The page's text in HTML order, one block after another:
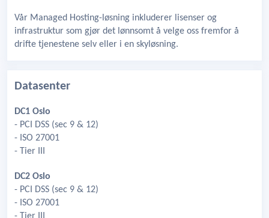
Vår Managed Hosting-løsning inkluderer lisenser og
infrastruktur som gjør det lønnsomt å velge oss fremfor å
drifte tjenestene selv eller i en skyløsning.
Datasenter
DC1 Oslo
- PCI DSS (sec 9 & 12)
- ISO 27001
- Tier III
DC2 Oslo
- PCI DSS (sec 9 & 12)
- ISO 27001